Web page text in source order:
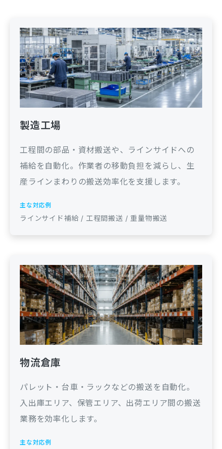
製造工場
工程間の部品・資材搬送や、ラインサイドへの
補給を自動化。作業者の移動負担を減らし、生
産ラインまわりの搬送効率化を支援します。
主な対応例
ラインサイド補給 / 工程間搬送 / 重量物搬送
物流倉庫
パレット・台車・ラックなどの搬送を自動化。
入出庫エリア、保管エリア、出荷エリア間の搬送
業務を効率化します。
主な対応例